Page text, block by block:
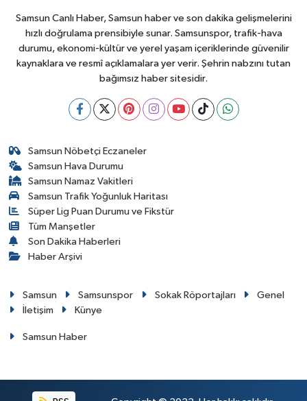
Samsun Canlı Haber, Samsun haber ve son dakika gelişmelerini
hızlı doğrulama prensibiyle sunar. Samsunspor, trafik-hava
durumu, ekonomi-kültür ve yerel yaşam içeriklerinde güvenilir
kaynaklara ve resmî açıklamalara yer verir. Şehrin nabzını tutan
bağımsız haber sitesidir.
Samsun Nöbetçi Eczaneler
Samsun Hava Durumu
Samsun Namaz Vakitleri
Samsun Trafik Yoğunluk Haritası
Süper Lig Puan Durumu ve Fikstür
Tüm Manşetler
Son Dakika Haberleri
Haber Arşivi
Samsun Samsunspor Sokak Röportajları
Genel
İletişim
Künye
Samsun Haber